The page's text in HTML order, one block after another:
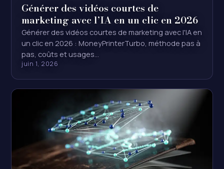
Générer des vidéos courtes de
marketing avec l’IA en un clic en 2026
Générer des vidéos courtes de marketing avec l'IA en
un clic en 2026 : MoneyPrinterTurbo, méthode pas à
pas, coûts et usages…
juin 1, 2026